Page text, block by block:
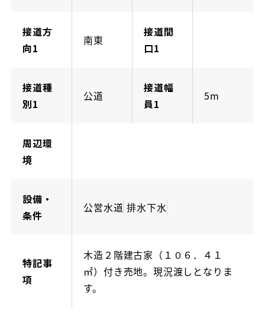
接道方
向1
南東
接道間
口1
接道種
別1
公道
接道幅
員1
5m
周辺環
境
設備・
条件
公営水道 排水下水
特記事
項
木造２階建古家（１０６．４１
㎡）付き売地。現況渡しとなりま
す。